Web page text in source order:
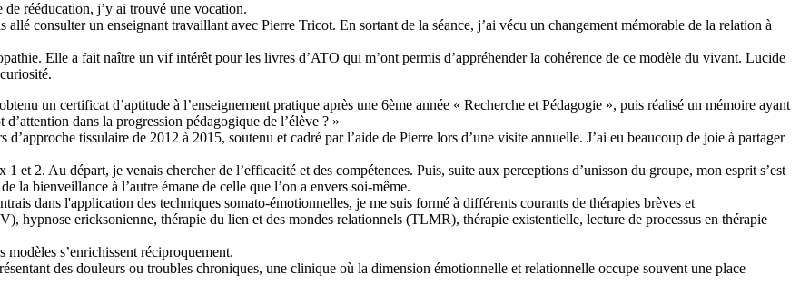
de rééducation, j’y ai trouvé une vocation.
consulter un enseignant travaillant avec Pierre Tricot. En sortant de la séance, j’ai vécu un changement mémorable de la relation à
Elle a fait naître un vif intérêt pour les livres d’ATO qui m’ont permis d’appréhender la cohérence de ce modèle du vivant. Lucide
un certificat d’aptitude à l’enseignement pratique après une 6ème année « Recherche et Pédagogie », puis réalisé un mémoire ayant
dans la progression pédagogique de l’élève ? »
d’approche tissulaire de 2012 à 2015, soutenu et cadré par l’aide de Pierre lors d’une visite annuelle. J’ai eu beaucoup de joie à partager
et 2. Au départ, je venais chercher de l’efficacité et des compétences. Puis, suite aux perceptions d’unisson du groupe, mon esprit s’est
la bienveillance à l’autre émane de celle que l’on a envers soi-même.
dans l'application des techniques somato-émotionnelles, je me suis formé à différents courants de thérapies brèves et
hypnose ericksonienne, thérapie du lien et des mondes relationnels (TLMR), thérapie existentielle, lecture de processus en thérapie
s’enrichissent réciproquement.
des douleurs ou troubles chroniques, une clinique où la dimension émotionnelle et relationnelle occupe souvent une place